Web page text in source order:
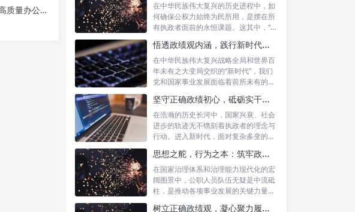
深入贯彻习近平总书记重要指示精神：以高质量办公室工作赋能新时代发展
在中华民族伟大复兴的历史进程中，如
何确保公权力始终为民所用，是摆在所
有执政者面前的永恒课题。这其中，“坚
悟透政绩观内涵，践行新时代使命：书写高质量发展的时代答卷
在中华民族伟大复兴战略全局和世界百
年未有之大变局交织的“新时代”，我们
党和国家事业发展面临着前所未有的机
坚守正确政绩初心，砥砺实干担当精神：新时代高质量发展的核心引擎
在浩瀚的历史长河中，国家兴衰、社会
进步的轨迹无不镌刻着执政者的理念与
行动。进入新时代，面对复杂多变的国
思想之舵，行为之本：筑牢政绩观根基，永葆公职人员本色
在国家治理体系和治理能力现代化的宏
阔图景中，公职人员队伍无疑是中流砥
柱，是推动各项事业发展的关键力量。
树立正确政绩观，凝心聚力履职尽责：新时代下的治理智慧与实践路径